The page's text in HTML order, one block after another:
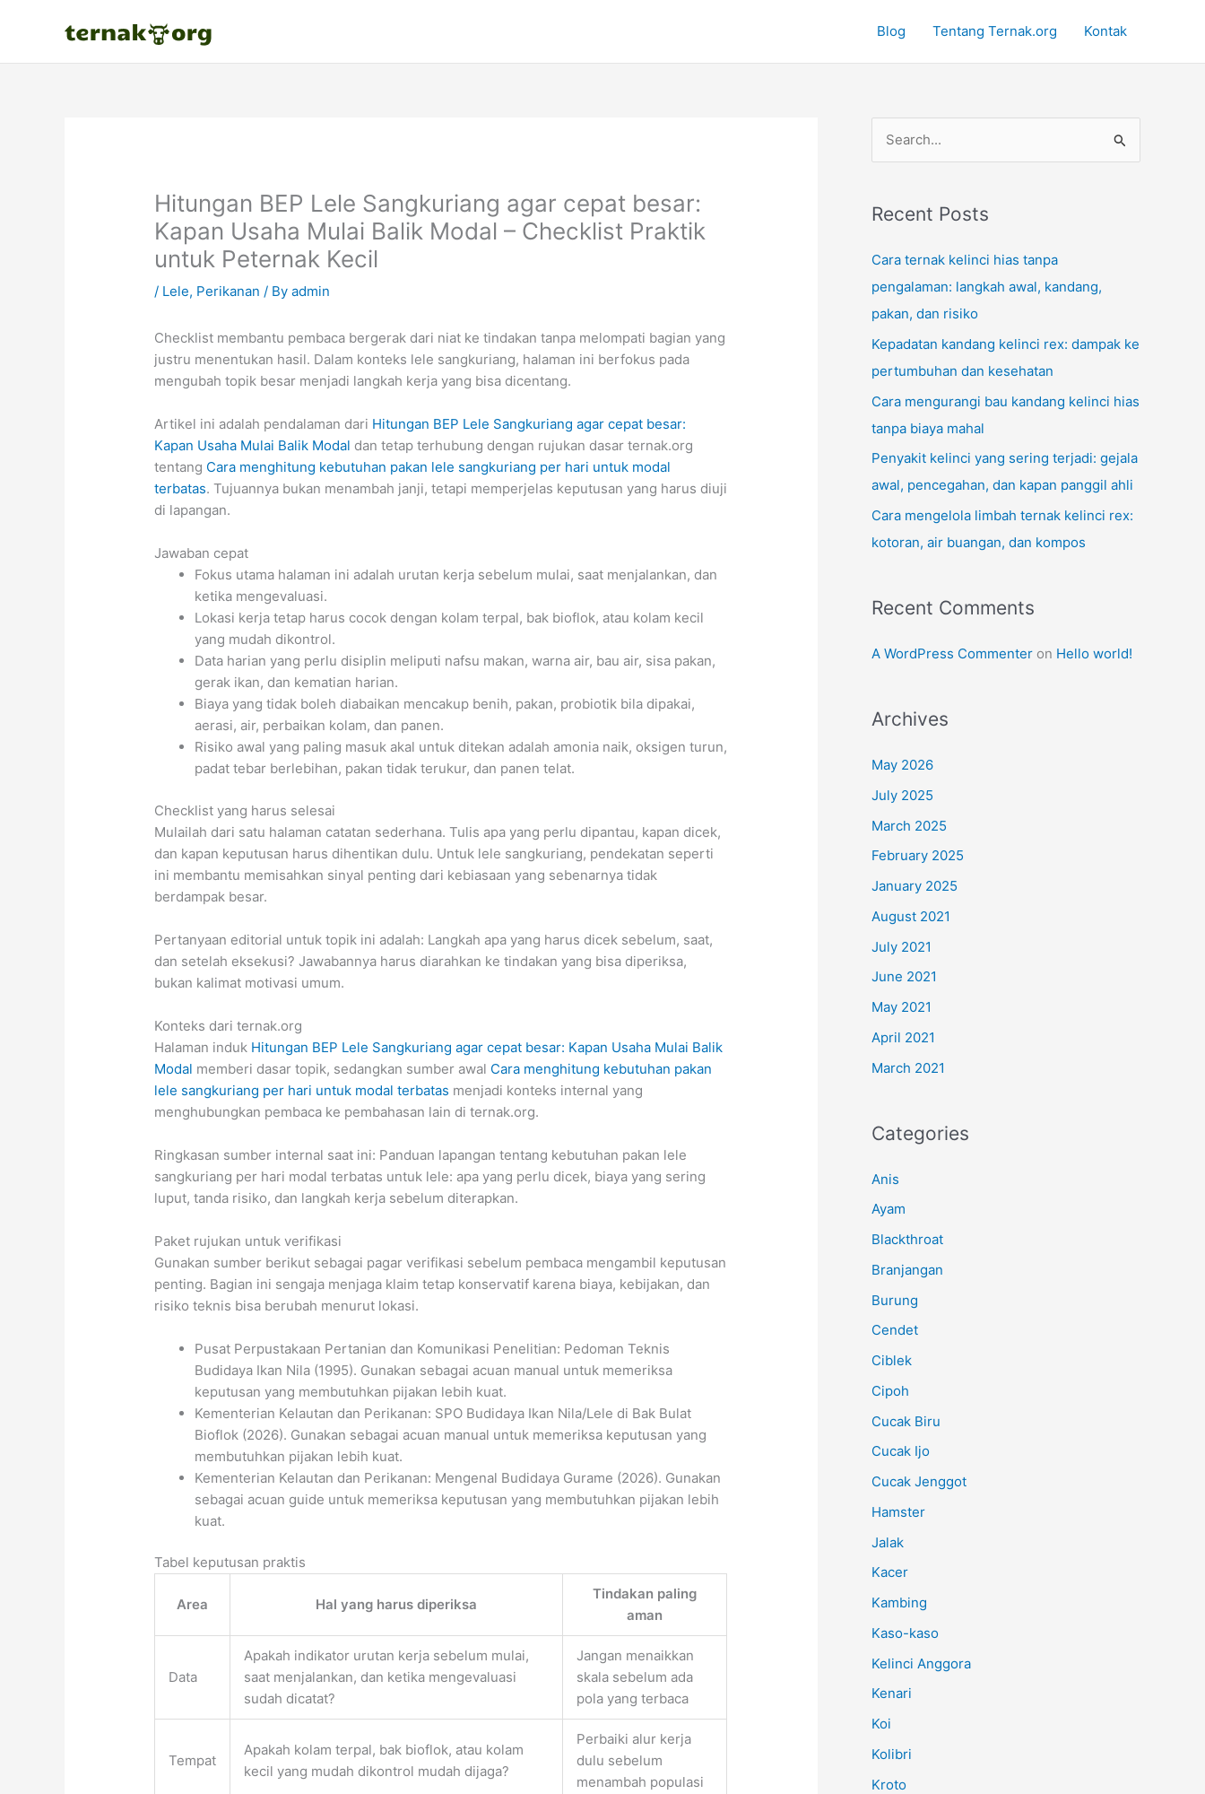
Blog Tentang Ternak.org Kontak
Hitungan BEP Lele Sangkuriang agar cepat besar:
Kapan Usaha Mulai Balik Modal – Checklist Praktik
untuk Peternak Kecil
/ Lele, Perikanan / Byadmin
Checklist membantu pembaca bergerak dari niat ke tindakan tanpa melompati bagian yang
justru menentukan hasil. Dalam konteks lele sangkuriang, halaman ini berfokus pada
mengubah topik besar menjadi langkah kerja yang bisa dicentang.
Artikel ini adalah pendalaman dari Hitungan BEP Lele Sangkuriang agar cepat besar:
Kapan Usaha Mulai Balik Modal dan tetap terhubung dengan rujukan dasar ternak.org
tentang Cara menghitung kebutuhan pakan lele sangkuriang per hari untuk modal
terbatas. Tujuannya bukan menambah janji, tetapi memperjelas keputusan yang harus diuji
di lapangan.
Jawaban cepat
Fokus utama halaman ini adalah urutan kerja sebelum mulai, saat menjalankan, dan
ketika mengevaluasi.
Lokasi kerja tetap harus cocok dengan kolam terpal, bak bioflok, atau kolam kecil
yang mudah dikontrol.
Data harian yang perlu disiplin meliputi nafsu makan, warna air, bau air, sisa pakan,
gerak ikan, dan kematian harian.
Biaya yang tidak boleh diabaikan mencakup benih, pakan, probiotik bila dipakai,
aerasi, air, perbaikan kolam, dan panen.
Risiko awal yang paling masuk akal untuk ditekan adalah amonia naik, oksigen turun,
padat tebar berlebihan, pakan tidak terukur, dan panen telat.
Checklist yang harus selesai
Mulailah dari satu halaman catatan sederhana. Tulis apa yang perlu dipantau, kapan dicek,
dan kapan keputusan harus dihentikan dulu. Untuk lele sangkuriang, pendekatan seperti
ini membantu memisahkan sinyal penting dari kebiasaan yang sebenarnya tidak
berdampak besar.
Pertanyaan editorial untuk topik ini adalah: Langkah apa yang harus dicek sebelum, saat,
dan setelah eksekusi? Jawabannya harus diarahkan ke tindakan yang bisa diperiksa,
bukan kalimat motivasi umum.
Konteks dari ternak.org
Halaman induk Hitungan BEP Lele Sangkuriang agar cepat besar: Kapan Usaha Mulai Balik
Modal memberi dasar topik, sedangkan sumber awal Cara menghitung kebutuhan pakan
lele sangkuriang per hari untuk modal terbatas menjadi konteks internal yang
menghubungkan pembaca ke pembahasan lain di ternak.org.
Ringkasan sumber internal saat ini: Panduan lapangan tentang kebutuhan pakan lele
sangkuriang per hari modal terbatas untuk lele: apa yang perlu dicek, biaya yang sering
luput, tanda risiko, dan langkah kerja sebelum diterapkan.
Paket rujukan untuk verifikasi
Gunakan sumber berikut sebagai pagar verifikasi sebelum pembaca mengambil keputusan
penting. Bagian ini sengaja menjaga klaim tetap konservatif karena biaya, kebijakan, dan
risiko teknis bisa berubah menurut lokasi.
Pusat Perpustakaan Pertanian dan Komunikasi Penelitian: Pedoman Teknis
Budidaya Ikan Nila (1995). Gunakan sebagai acuan manual untuk memeriksa
keputusan yang membutuhkan pijakan lebih kuat.
Kementerian Kelautan dan Perikanan: SPO Budidaya Ikan Nila/Lele di Bak Bulat
Bioflok (2026). Gunakan sebagai acuan manual untuk memeriksa keputusan yang
membutuhkan pijakan lebih kuat.
Kementerian Kelautan dan Perikanan: Mengenal Budidaya Gurame (2026). Gunakan
sebagai acuan guide untuk memeriksa keputusan yang membutuhkan pijakan lebih
kuat.
Tabel keputusan praktis
Area Hal yang harus diperiksa
Tindakan paling
aman
Data
Apakah indikator urutan kerja sebelum mulai,
saat menjalankan, dan ketika mengevaluasi
sudah dicatat?
Jangan menaikkan
skala sebelum ada
pola yang terbaca
Tempat
Apakah kolam terpal, bak bioflok, atau kolam
kecil yang mudah dikontrol mudah dijaga?
Perbaiki alur kerja
dulu sebelum
menambah populasi
r
h
f
o
r
:
Recent Posts
Cara ternak kelinci hias tanpa
pengalaman: langkah awal, kandang,
pakan, dan risiko
Kepadatan kandang kelinci rex: dampak ke
pertumbuhan dan kesehatan
Cara mengurangi bau kandang kelinci hias
tanpa biaya mahal
Penyakit kelinci yang sering terjadi: gejala
awal, pencegahan, dan kapan panggil ahli
Cara mengelola limbah ternak kelinci rex:
kotoran, air buangan, dan kompos
Recent Comments
A WordPress Commenter on Hello world!
Archives
May 2026
July 2025
March 2025
February 2025
January 2025
August 2021
July 2021
June 2021
May 2021
April 2021
March 2021
Categories
Anis
Ayam
Blackthroat
Branjangan
Burung
Cendet
Ciblek
Cipoh
Cucak Biru
Cucak Ijo
Cucak Jenggot
Hamster
Jalak
Kacer
Kambing
Kaso-kaso
Kelinci Anggora
Kenari
Koi
Kolibri
Kroto